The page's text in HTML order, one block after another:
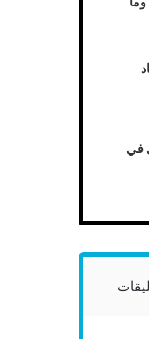
في